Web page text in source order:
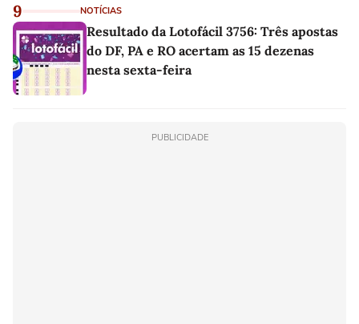
9 NOTÍCIAS
Resultado da Lotofácil 3756: Três apostas
do DF, PA e RO acertam as 15 dezenas
nesta sexta-feira
PUBLICIDADE